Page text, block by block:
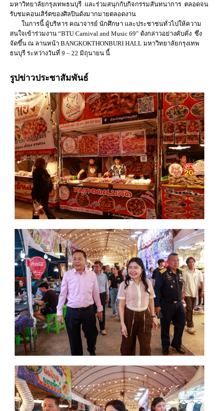
มหาวิทยาลัยกรุงเทพธนบุรี และร่วมสนุกกับกิจกรรมสันทนาการ ตลอดจน
รับชมคอนเสิร์ตของศิลปินดังมากมายตลอดงาน
ในการนี้ ผู้บริหาร คณาจารย์ นักศึกษา และประชาชนทั่วไปให้ความ
สนใจเข้าร่วมงาน “BTU Carnival and Music 69” ดังกล่าวอย่างคับคั่ง ซึ่ง
จัดขึ้น ณ ลานหน้า BANGKOKTHONBURI HALL มหาวิทยาลัยกรุงเทพ
ธนบุรี ระหว่างวันที่ 9 – 22 มิถุนายน นี้
รูปข่าวประชาสัมพันธ์